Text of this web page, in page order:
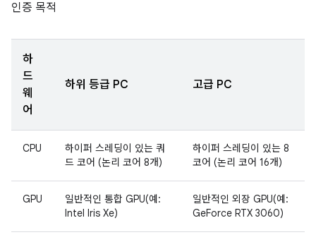
인증 목적
하
드
웨
어
하위 등급 PC 고급 PC
CPU
하이퍼 스레딩이 있는 쿼
드 코어 (논리 코어 8개)
하이퍼 스레딩이 있는 8
코어 (논리 코어 16개)
GPU
일반적인 통합 GPU(예:
Intel Iris Xe)
일반적인 외장 GPU(예:
GeForce RTX 3060)